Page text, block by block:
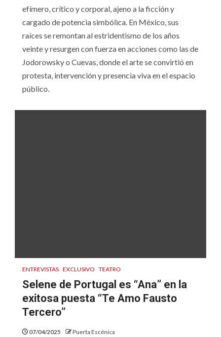
efímero, crítico y corporal, ajeno a la ficción y
cargado de potencia simbólica. En México, sus
raíces se remontan al estridentismo de los años
veinte y resurgen con fuerza en acciones como las de
Jodorowsky o Cuevas, donde el arte se convirtió en
protesta, intervención y presencia viva en el espacio
público.
ENTREVISTAS EXCLUSIVO TEATRO
Selene de Portugal es “Ana” en la
exitosa puesta “Te Amo Fausto
Tercero”
07/04/2025 Puerta Escénica